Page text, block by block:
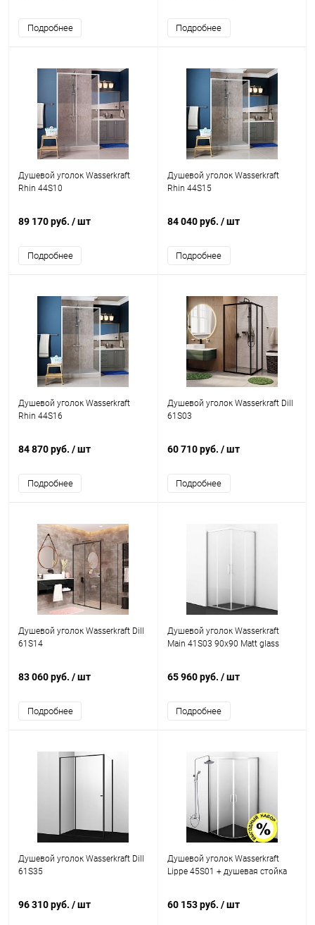
Подробнее Подробнее
Душевой уголок Wasserkraft
Rhin 44S10
89 170 руб. / шт
Подробнее
Душевой уголок Wasserkraft
Rhin 44S15
84 040 руб. / шт
Подробнее
Душевой уголок Wasserkraft
Rhin 44S16
84 870 руб. / шт
Подробнее
Душевой уголок Wasserkraft Dill
61S03
60 710 руб. / шт
Подробнее
Душевой уголок Wasserkraft Dill
61S14
83 060 руб. / шт
Подробнее
Душевой уголок Wasserkraft
Main 41S03 90x90 Matt glass
65 960 руб. / шт
Подробнее
Душевой уголок Wasserkraft Dill
61S35
96 310 руб. / шт
Душевой уголок Wasserkraft
Lippe 45S01 + душевая стойка
60 153 руб. / шт